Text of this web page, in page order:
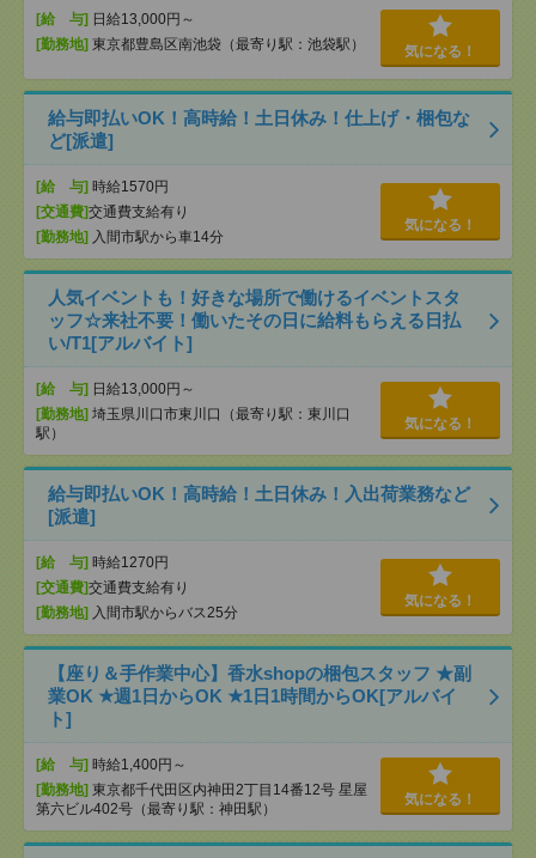
[給 与] 日給13,000円～
[勤務地] 東京都豊島区南池袋（最寄り駅：池袋駅） 気になる！
給与即払いOK！高時給！土日休み！仕上げ・梱包な
ど[派遣]
[給 与] 時給1570円
[交通費]交通費支給有り
[勤務地] 入間市駅から車14分
気になる！
人気イベントも！好きな場所で働けるイベントスタ
ッフ☆来社不要！働いたその日に給料もらえる日払
い/T1[アルバイト]
[給 与] 日給13,000円～
[勤務地] 埼玉県川口市東川口（最寄り駅：東川口
駅）
気になる！
給与即払いOK！高時給！土日休み！入出荷業務など
[派遣]
[給 与] 時給1270円
[交通費]交通費支給有り
[勤務地] 入間市駅からバス25分
気になる！
【座り＆手作業中心】香水shopの梱包スタッフ ★副
業OK ★週1日からOK ★1日1時間からOK[アルバイ
ト]
[給 与] 時給1,400円～
[勤務地] 東京都千代田区内神田2丁目14番12号 星屋
第六ビル402号（最寄り駅：神田駅）
気になる！